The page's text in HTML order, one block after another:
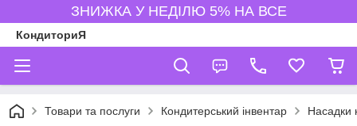
ЗНИЖКА У НЕДІЛЮ 5% НА ВСЕ
КондиториЯ
Товари та послуги Кондитерський інвентар Насадки